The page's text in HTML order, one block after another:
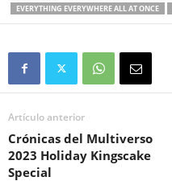
EVERYTHING EVERYWHERE ALL AT ONCE
Artículo anterior
Crónicas del Multiverso
2023 Holiday Kingscake
Special